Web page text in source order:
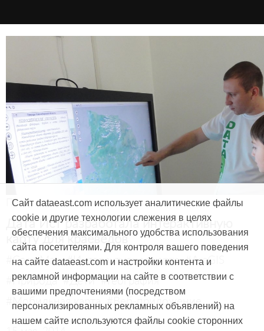
Продукты и услуги
Дата Ист разработала интерактивную
карту для краеведов
#CarryMap #Интерактивная карта #ArcGIS
#Природа #Дети #География
#Мобильная карта #Веб-приложение
Сайт dataeast.com использует аналитические файлы
cookie и другие технологии слежения в целях
обеспечения максимального удобства использования
сайта посетителями. Для контроля вашего поведения
на сайте dataeast.com и настройки контента и
рекламной информации на сайте в соответствии с
вашими предпочтениями (посредством
персонализированных рекламных объявлений) на
нашем сайте используются файлы cookie сторонних